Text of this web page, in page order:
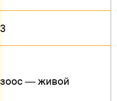
3
зоос — живой